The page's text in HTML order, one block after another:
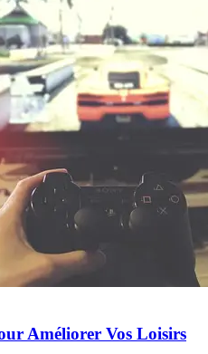
Améliorer Vos Loisirs